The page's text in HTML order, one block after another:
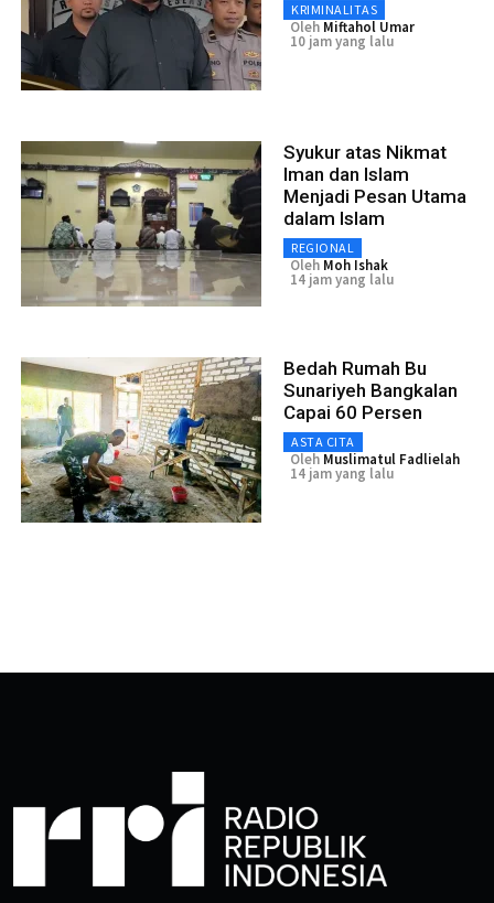
KRIMINALITAS
Oleh Miftahol Umar
10 jam yang lalu
Syukur atas Nikmat
Iman dan Islam
Menjadi Pesan Utama
dalam Islam
REGIONAL
Oleh Moh Ishak
14 jam yang lalu
Bedah Rumah Bu
Sunariyeh Bangkalan
Capai 60 Persen
ASTA CITA
Oleh Muslimatul Fadlielah
14 jam yang lalu